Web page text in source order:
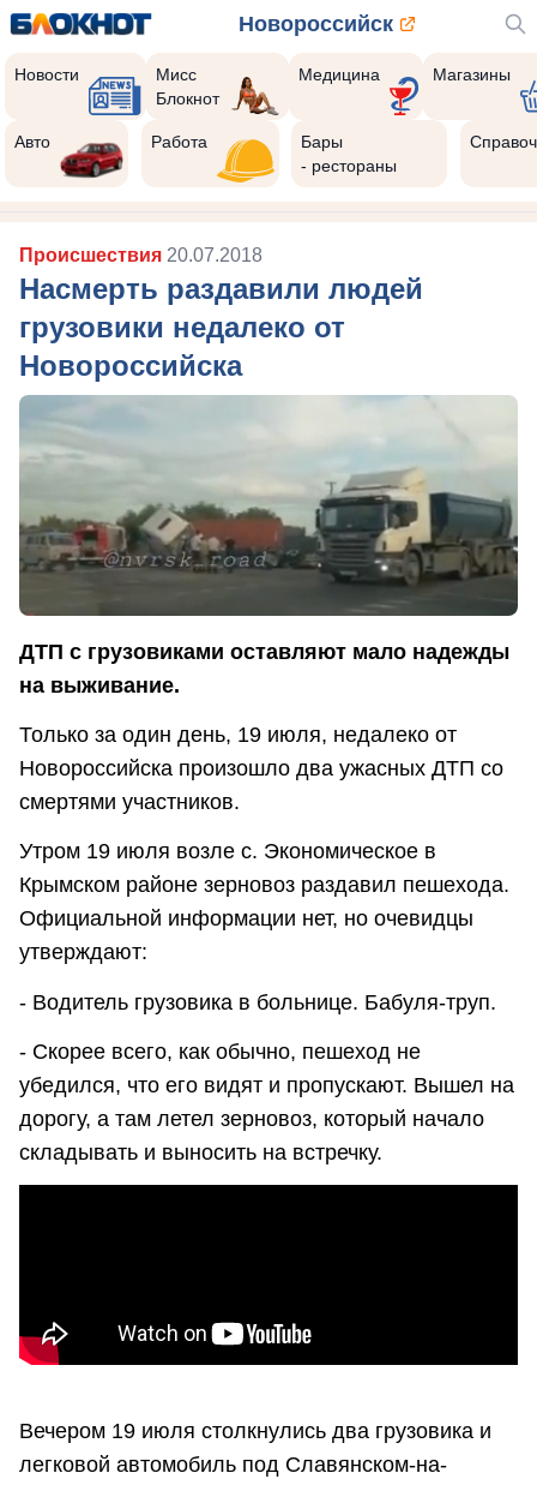
Новороссийск
Новости
Мисс
Блокнот
Медицина Магазины
Авто Работа
Бары
- рестораны
Происшествия 20.07.2018
Насмерть раздавили людей
грузовики недалеко от
Новороссийска
ДТП с грузовиками оставляют мало надежды
на выживание.
Только за один день, 19 июля, недалеко от
Новороссийска произошло два ужасных ДТП со
смертями участников.
Утром 19 июля возле с. Экономическое в
Крымском районе зерновоз раздавил пешехода.
Официальной информации нет, но очевидцы
утверждают:
- Водитель грузовика в больнице. Бабуля-труп.
- Скорее всего, как обычно, пешеход не
убедился, что его видят и пропускают. Вышел на
дорогу, а там летел зерновоз, который начало
складывать и выносить на встречку.
Вечером 19 июля столкнулись два грузовика и
легковой автомобиль под Славянском-на-